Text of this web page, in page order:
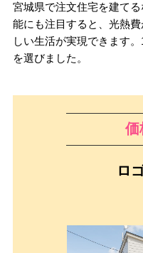
宮城県で注文住宅を建て
能にも注目すると、光熱
しい生活が実現できます
を選びました。
価
ロ